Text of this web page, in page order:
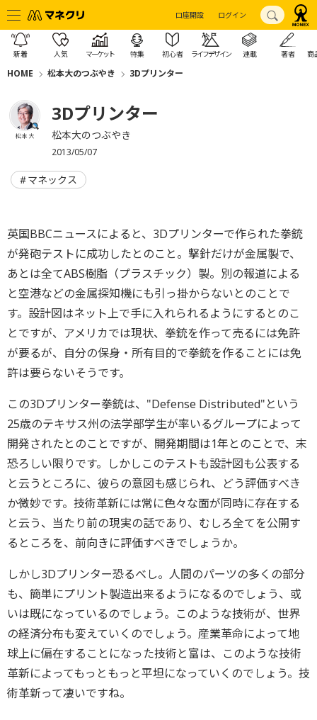
口座開設 ログイン
新着 人気 マーケット 特集 初心者 ライフデザイン 連載 著者 商
HOME 松本大のつぶやき 3Dプリンター
松本 大
3Dプリンター
松本大のつぶやき
2013/05/07
マネックス
英国BBCニュースによると、3Dプリンターで作られた拳銃
が発砲テストに成功したとのこと。撃針だけが金属製で、
あとは全てABS樹脂（プラスチック）製。別の報道による
と空港などの金属探知機にも引っ掛からないとのことで
す。設計図はネット上で手に入れられるようにするとのこ
とですが、アメリカでは現状、拳銃を作って売るには免許
が要るが、自分の保身・所有目的で拳銃を作ることには免
許は要らないそうです。
この3Dプリンター拳銃は、"Defense Distributed"という
25歳のテキサス州の法学部学生が率いるグループによって
開発されたとのことですが、開発期間は1年とのことで、末
恐ろしい限りです。しかしこのテストも設計図も公表する
と云うところに、彼らの意図も感じられ、どう評価すべき
か微妙です。技術革新には常に色々な面が同時に存在する
と云う、当たり前の現実の話であり、むしろ全てを公開す
るところを、前向きに評価すべきでしょうか。
しかし3Dプリンター恐るべし。人間のパーツの多くの部分
も、簡単にプリント製造出来るようになるのでしょう、或
いは既になっているのでしょう。このような技術が、世界
の経済分布も変えていくのでしょう。産業革命によって地
球上に偏在することになった技術と富は、このような技術
革新によってもっともっと平坦になっていくのでしょう。技
術革新って凄いですね。